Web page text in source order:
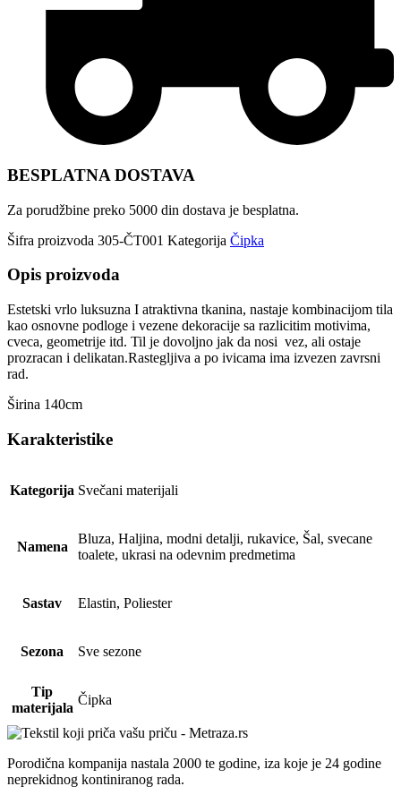
BESPLATNA DOSTAVA
Za porudžbine preko 5000 din dostava je besplatna.
Šifra proizvoda 305-ČT001 Kategorija Čipka
Opis proizvoda
Estetski vrlo luksuzna I atraktivna tkanina, nastaje kombinacijom tila
kao osnovne podloge i vezene dekoracije sa razlicitim motivima,
cveca, geometrije itd. Til je dovoljno jak da nosi vez, ali ostaje
prozracan i delikatan.Rastegljiva a po ivicama ima izvezen zavrsni
rad.
Širina 140cm
Karakteristike
Kategorija Svečani materijali
Namena
Bluza, Haljina, modni detalji, rukavice, Šal, svecane
toalete, ukrasi na odevnim predmetima
Sastav Elastin, Poliester
Sezona Sve sezone
Tip
materijala
Čipka
Porodična kompanija nastala 2000 te godine, iza koje je 24 godine
neprekidnog kontiniranog rada.